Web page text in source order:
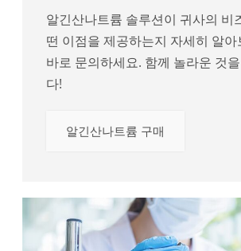
알긴산나트륨 솔루션이 귀사의 비
떤 이점을 제공하는지 자세히 알
바로 문의하세요. 함께 놀라운 것
다!
알긴산나트륨 구매